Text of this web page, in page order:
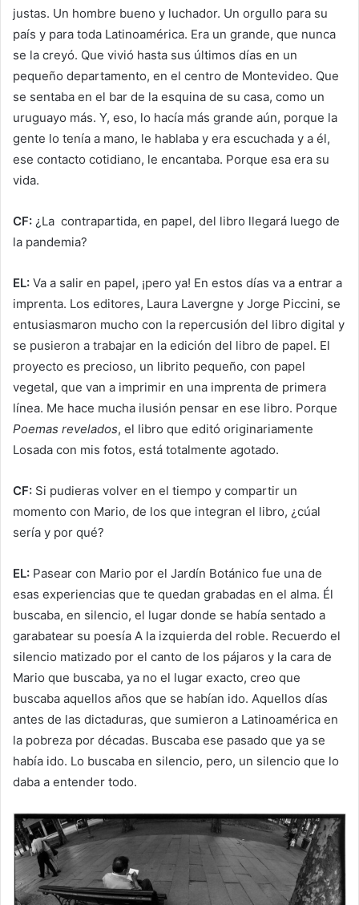
justas. Un hombre bueno y luchador. Un orgullo para su
país y para toda Latinoamérica. Era un grande, que nunca
se la creyó. Que vivió hasta sus últimos días en un
pequeño departamento, en el centro de Montevideo. Que
se sentaba en el bar de la esquina de su casa, como un
uruguayo más. Y, eso, lo hacía más grande aún, porque la
gente lo tenía a mano, le hablaba y era escuchada y a él,
ese contacto cotidiano, le encantaba. Porque esa era su
vida.
CF: ¿La contrapartida, en papel, del libro llegará luego de
la pandemia?
EL: Va a salir en papel, ¡pero ya! En estos días va a entrar a
imprenta. Los editores, Laura Lavergne y Jorge Piccini, se
entusiasmaron mucho con la repercusión del libro digital y
se pusieron a trabajar en la edición del libro de papel. El
proyecto es precioso, un librito pequeño, con papel
vegetal, que van a imprimir en una imprenta de primera
línea. Me hace mucha ilusión pensar en ese libro. Porque
Poemas revelados, el libro que editó originariamente
Losada con mis fotos, está totalmente agotado.
CF: Si pudieras volver en el tiempo y compartir un
momento con Mario, de los que integran el libro, ¿cúal
sería y por qué?
EL: Pasear con Mario por el Jardín Botánico fue una de
esas experiencias que te quedan grabadas en el alma. Él
buscaba, en silencio, el lugar donde se había sentado a
garabatear su poesía A la izquierda del roble. Recuerdo el
silencio matizado por el canto de los pájaros y la cara de
Mario que buscaba, ya no el lugar exacto, creo que
buscaba aquellos años que se habían ido. Aquellos días
antes de las dictaduras, que sumieron a Latinoamérica en
la pobreza por décadas. Buscaba ese pasado que ya se
había ido. Lo buscaba en silencio, pero, un silencio que lo
daba a entender todo.